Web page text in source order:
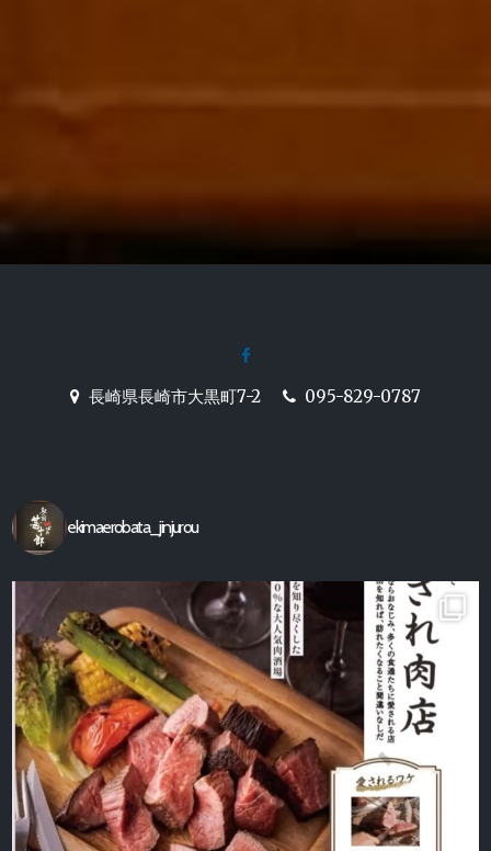
長崎駅前の炉端焼き居酒屋
長崎県長崎市大黒町7-2
095-829-0787
ekimaerobata_jinjurou